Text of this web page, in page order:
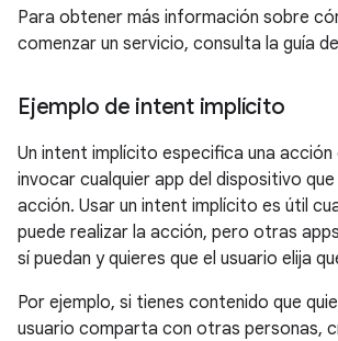
Para obtener más información sobre
comenzar un servicio, consulta la guía de
Ejemplo de intent implícito
Un intent implícito especifica una acción
invocar cualquier app del dispositivo
acción. Usar un intent implícito es útil
puede realizar la acción, pero otras
sí puedan y quieres que el usuario elija
Por ejemplo, si tienes contenido que
usuario comparta con otras personas,